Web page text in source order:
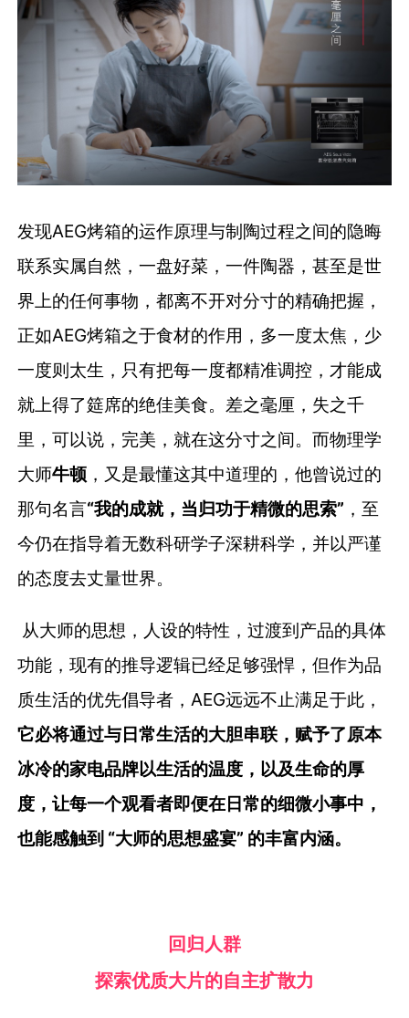
发现AEG烤箱的运作原理与制陶过程之间的隐晦
联系实属自然，一盘好菜，一件陶器，甚至是世
界上的任何事物，都离不开对分寸的精确把握，
正如AEG烤箱之于食材的作用，多一度太焦，少
一度则太生，只有把每一度都精准调控，才能成
就上得了筵席的绝佳美食。差之毫厘，失之千
里，可以说，完美，就在这分寸之间。而物理学
大师牛顿 ，又是最懂这其中道理的，他曾说过的
那句名言“我的成就，当归功于精微的思索” ，至
今仍在指导着无数科研学子深耕科学，并以严谨
的态度去丈量世界。
从大师的思想，人设的特性，过渡到产品的具体
功能，现有的推导逻辑已经足够强悍，但作为品
质生活的优先倡导者，AEG远远不止满足于此，
它必将通过与日常生活的大胆串联，赋予了原本
冰冷的家电品牌以生活的温度，以及生命的厚
度，让每一个观看者即便在日常的细微小事中，
也能感触到 “大师的思想盛宴” 的丰富内涵。
回归人群
探索优质大片的自主扩散力